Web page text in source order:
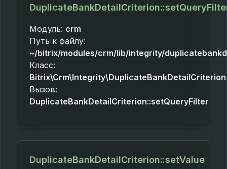
Модуль: crm
Путь к файлу:
~/bitrix/modules/crm/lib/integrity/
Класс:
Bitrix\Crm\Integrity\DuplicateBankDetailCriterion
Вызов:
DuplicateBankDetailCriterion::setQueryFilter
DuplicateBankDetailCriterion::setValue